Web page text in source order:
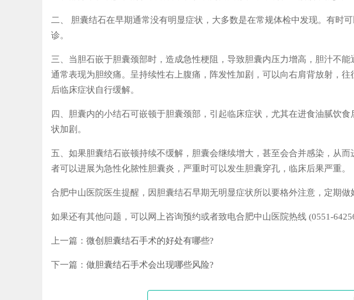
二、 胆囊结石在早期通常没有明显症状，大多数是在常规体检中发现。有时
诊。
三、当胆石嵌于胆囊颈部时，造成急性梗阻，导致胆囊内压力增高，胆汁不
通常表现为胆绞痛。呈持续性右上腹痛，阵发性加剧，可以向右肩背放射，
后临床症状自行缓解。
四、胆囊内的小结石可嵌顿于胆囊颈部，引起临床症状，尤其在进食油腻饮
状加剧。
五、如果胆囊结石嵌顿持续不缓解，胆囊会继续增大，甚至会合并感染，从
者可以进展为急性化脓性胆囊炎，严重时可以发生胆囊穿孔，临床后果严重。
合肥中山医院医生提醒，因胆囊结石早期无明显症状所以要格外注意，定期做
如果还有其他问题，可以网上咨询预约或者致电合肥中山医院热线 (0551-
上一篇： 微创胆囊结石手术的好处有哪些?
下一篇： 做胆囊结石手术会出现哪些风险?